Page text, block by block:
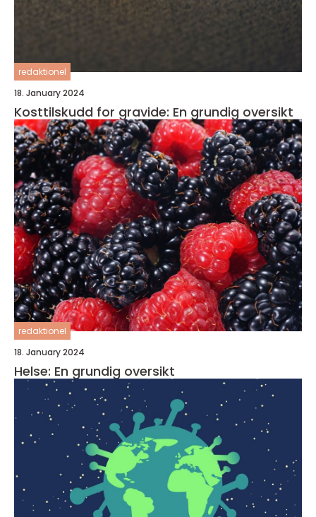
redaktionel
18. January 2024
Kosttilskudd for gravide: En grundig oversikt
redaktionel
18. January 2024
Helse: En grundig oversikt